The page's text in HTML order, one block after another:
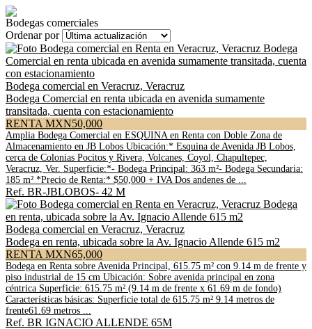
Bodegas comerciales
Ordenar por
Bodega comercial en Veracruz, Veracruz
Bodega Comercial en renta ubicada en avenida sumamente
transitada, cuenta con estacionamiento
RENTA MXN50,000
Amplia Bodega Comercial en ESQUINA en Renta con Doble Zona de
Almacenamiento en JB Lobos Ubicación:* Esquina de Avenida JB Lobos,
cerca de Colonias Pocitos y Rivera, Volcanes, Coyol, Chapultepec,
Veracruz, Ver. Superficie:*- Bodega Principal: 363 m²- Bodega Secundaria:
185 m² *Precio de Renta:* $50,000 + IVA Dos andenes de ...
Ref. BR-JBLOBOS- 42 M
Bodega comercial en Veracruz, Veracruz
Bodega en renta, ubicada sobre la Av. Ignacio Allende 615 m2
RENTA MXN65,000
Bodega en Renta sobre Avenida Principal, 615.75 m² con 9.14 m de frente y
piso industrial de 15 cm Ubicación: Sobre avenida principal en zona
céntrica Superficie: 615.75 m² (9.14 m de frente x 61.69 m de fondo)
Características básicas: Superficie total de 615.75 m² 9.14 metros de
frente61.69 metros ...
Ref. BR IGNACIO ALLENDE 65M